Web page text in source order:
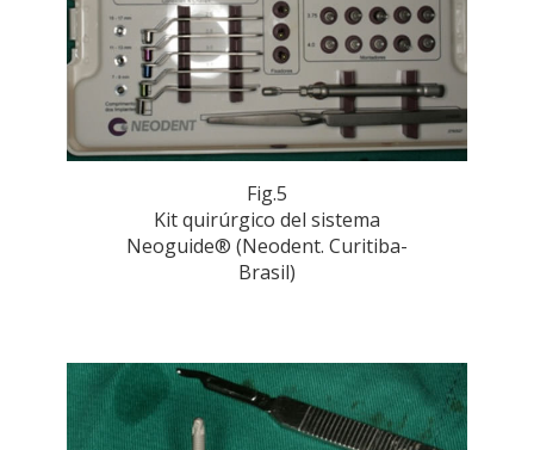
Fig.5
Kit quirúrgico del sistema
Neoguide® (Neodent. Curitiba-
Brasil)